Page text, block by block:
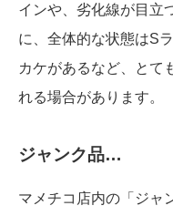
インや、劣化線が目立
に、全体的な状態はS
カケがあるなど、とて
れる場合があります。
ジャンク品…
マメチコ店内の「ジャ